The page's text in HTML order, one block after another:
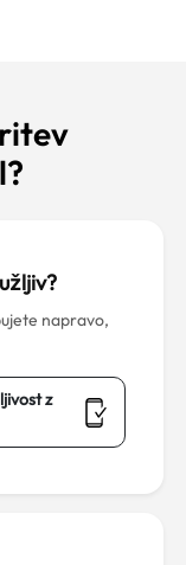
napravo,
z